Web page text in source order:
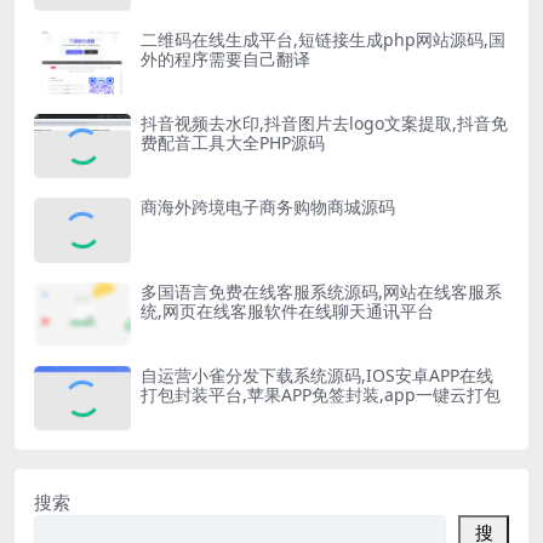
二维码在线生成平台,短链接生成php网站源码,国
外的程序需要自己翻译
抖音视频去水印,抖音图片去logo文案提取,抖音免
费配音工具大全PHP源码
商海外跨境电子商务购物商城源码
多国语言免费在线客服系统源码,网站在线客服系
统,网页在线客服软件在线聊天通讯平台
自运营小雀分发下载系统源码,IOS安卓APP在线
打包封装平台,苹果APP免签封装,app一键云打包
搜索
搜